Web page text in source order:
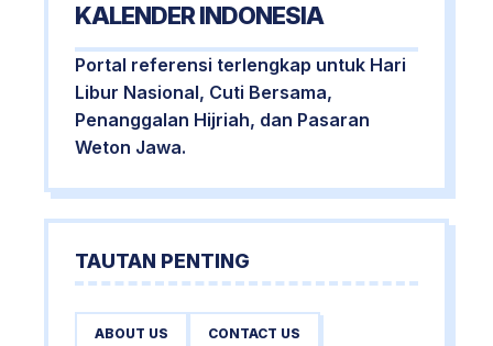
KALENDER INDONESIA
Portal referensi terlengkap untuk Hari
Libur Nasional, Cuti Bersama,
Penanggalan Hijriah, dan Pasaran
Weton Jawa.
TAUTAN PENTING
ABOUT US CONTACT US